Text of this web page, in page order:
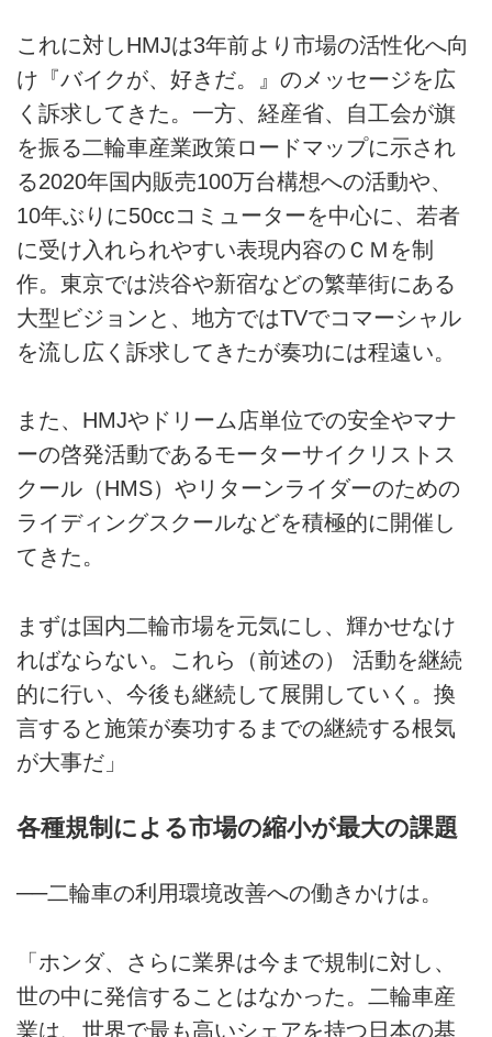
これに対しHMJは3年前より市場の活性化へ向
け『バイクが、好きだ。』のメッセージを広
く訴求してきた。一方、経産省、自工会が旗
を振る二輪車産業政策ロードマップに示され
る2020年国内販売100万台構想への活動や、
10年ぶりに50ccコミューターを中心に、若者
に受け入れられやすい表現内容のＣＭを制
作。東京では渋谷や新宿などの繁華街にある
大型ビジョンと、地方ではTVでコマーシャル
を流し広く訴求してきたが奏功には程遠い。
また、HMJやドリーム店単位での安全やマナ
ーの啓発活動であるモーターサイクリストス
クール（HMS）やリターンライダーのための
ライディングスクールなどを積極的に開催し
てきた。
まずは国内二輪市場を元気にし、輝かせなけ
ればならない。これら（前述の） 活動を継続
的に行い、今後も継続して展開していく。換
言すると施策が奏功するまでの継続する根気
が大事だ」
各種規制による市場の縮小が最大の課題
──二輪車の利用環境改善への働きかけは。
「ホンダ、さらに業界は今まで規制に対し、
世の中に発信することはなかった。二輪車産
業は、世界で最も高いシェアを持つ日本の基